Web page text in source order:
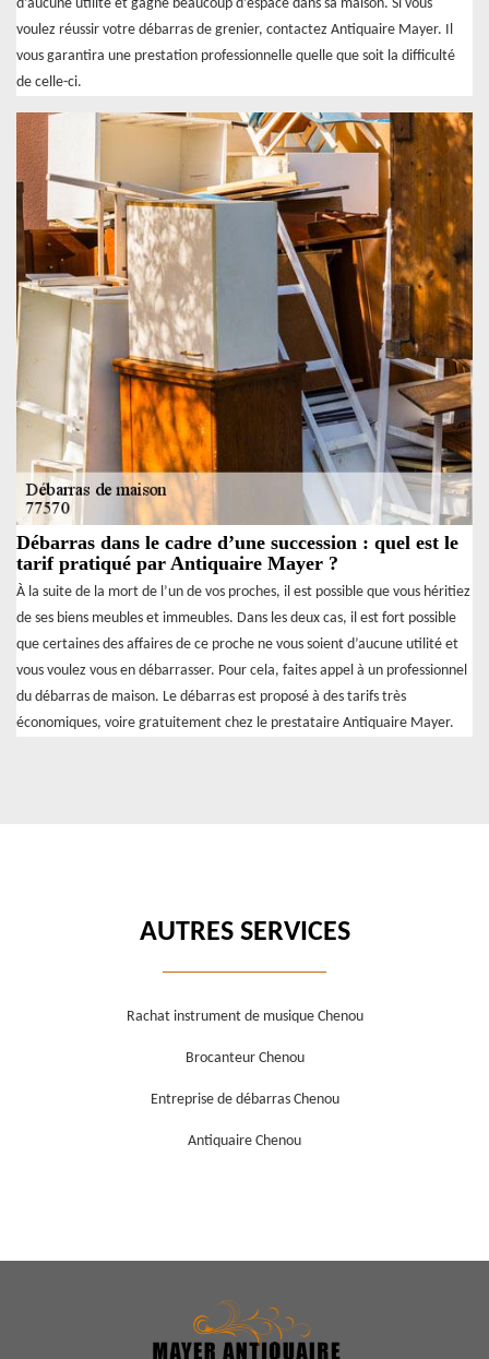
d’aucune utilité et gagne beaucoup d’espace dans sa maison. Si vous
voulez réussir votre débarras de grenier, contactez Antiquaire Mayer. Il
vous garantira une prestation professionnelle quelle que soit la difficulté
de celle-ci.
Débarras dans le cadre d’une succession : quel est le
tarif pratiqué par Antiquaire Mayer ?
À la suite de la mort de l’un de vos proches, il est possible que vous héritiez
de ses biens meubles et immeubles. Dans les deux cas, il est fort possible
que certaines des affaires de ce proche ne vous soient d’aucune utilité et
vous voulez vous en débarrasser. Pour cela, faites appel à un professionnel
du débarras de maison. Le débarras est proposé à des tarifs très
économiques, voire gratuitement chez le prestataire Antiquaire Mayer.
AUTRES SERVICES
Rachat instrument de musique Chenou
Brocanteur Chenou
Entreprise de débarras Chenou
Antiquaire Chenou